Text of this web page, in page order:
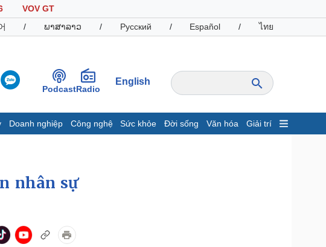
VOV GT
/ ພາສາລາວ / Русский / Español / ไทย
PodcastRadio
English
Doanh nghiệp Công nghệ Sức khỏe Đời sống Văn hóa Giải trí
Khởi nghiệp
nhân sự